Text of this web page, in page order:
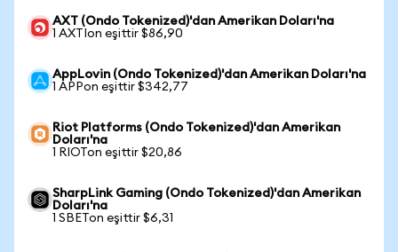
AXT (Ondo Tokenized)'dan Amerikan Doları'na
1 AXTIon eşittir $86,90
AppLovin (Ondo Tokenized)'dan Amerikan Doları'na
1 APPon eşittir $342,77
Riot Platforms (Ondo Tokenized)'dan Amerikan
Doları'na
1 RIOTon eşittir $20,86
SharpLink Gaming (Ondo Tokenized)'dan Amerikan
Doları'na
1 SBETon eşittir $6,31